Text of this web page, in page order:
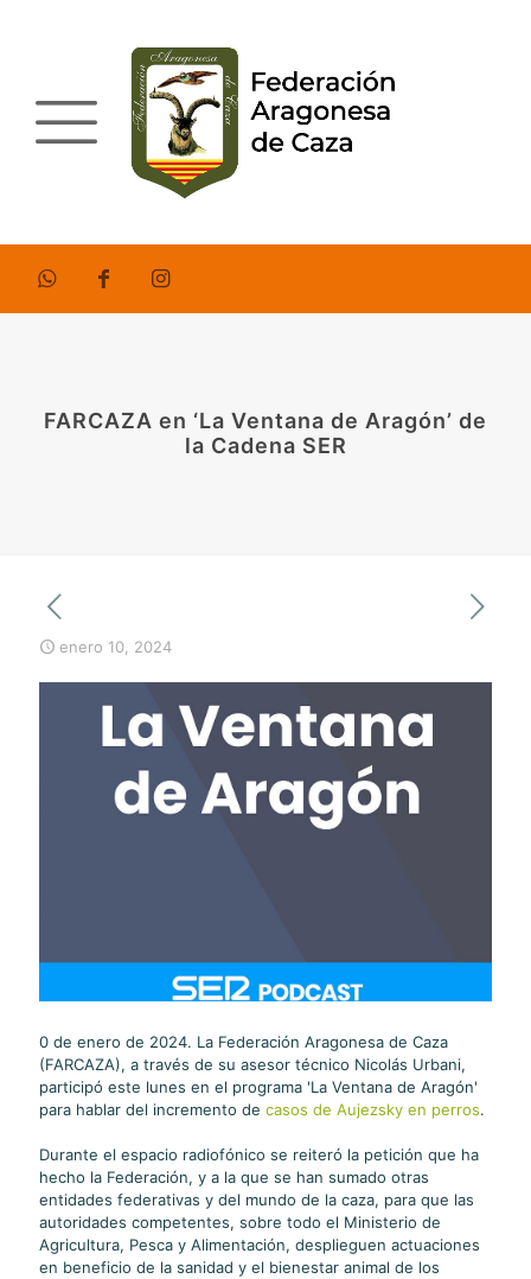
FARCAZA en ‘La Ventana de Aragón’ de
la Cadena SER
enero 10, 2024
0 de enero de 2024. La Federación Aragonesa de Caza
(FARCAZA), a través de su asesor técnico Nicolás Urbani,
participó este lunes en el programa 'La Ventana de Aragón'
para hablar del incremento de casos de Aujezsky en perros.
Durante el espacio radiofónico se reiteró la petición que ha
hecho la Federación, y a la que se han sumado otras
entidades federativas y del mundo de la caza, para que las
autoridades competentes, sobre todo el Ministerio de
Agricultura, Pesca y Alimentación, desplieguen actuaciones
en beneficio de la sanidad y el bienestar animal de los